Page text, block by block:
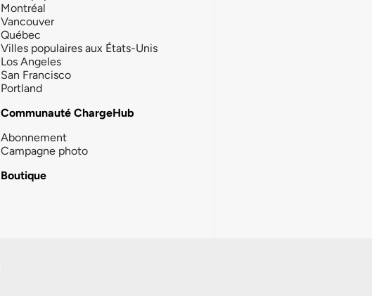
Montréal
Vancouver
Québec
Villes populaires aux États-Unis
Los Angeles
San Francisco
Portland
Communauté ChargeHub
Abonnement
Campagne photo
Boutique